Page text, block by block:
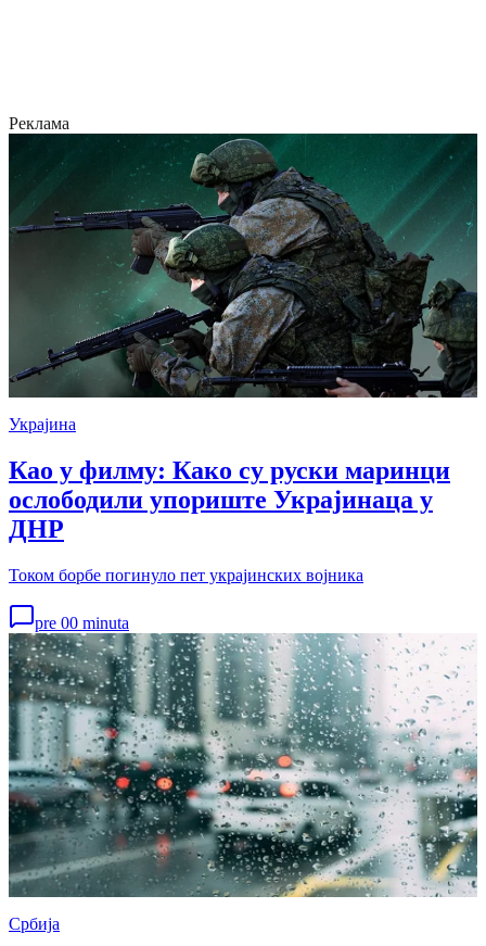
Реклама
Украјина
Као у филму: Како су руски маринци
ослободили упориште Украјинаца у
ДНР
Током борбе погинуло пет украјинских војника
pre 00 minuta
Србија